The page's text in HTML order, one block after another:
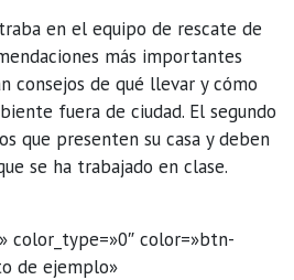
en el equipo de rescate de
más importantes
consejos de qué llevar y cómo
fuera de ciudad. El segundo
que presenten su casa y deben
se ha trabajado en clase.
color=»btn-
de ejemplo»